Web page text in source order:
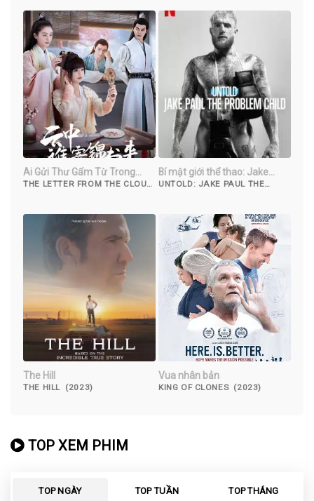
Ai Gửi Thư Gấm Từ Trong
Mây
THE LETTER FROM THE CLOUD
Bí mật giới thể thao: Jake
Paul, đứa trẻ ngỗ nghịch
UNTOLD: JAKE PAUL THE
The Hill
THE HILL (2023)
Vua nhân bản
KING OF CLONES (2023)
TOP XEM PHIM
TOP NGÀY TOP TUẦN TOP THÁNG